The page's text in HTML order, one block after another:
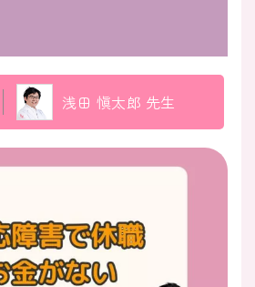
採用情報
即日
浅田 愼太郎 先生